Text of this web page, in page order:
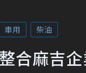
車用 柴油
合麻吉